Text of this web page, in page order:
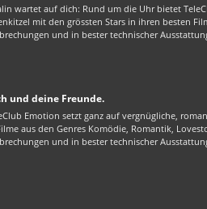
wartet auf dich: Rund um die Uhr bietet
mit den grössten Stars in ihren besten
und in bester technischer
und deine Freunde.
Emotion setzt ganz auf vergnügliche,
aus den Genres Komödie, Romantik,
und in bester technischer